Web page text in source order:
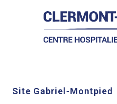
Site Gabriel-Montpied